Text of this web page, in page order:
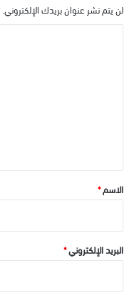
لن يتم نشر عنوان بريدك الإلكتروني.
*الاسم*
البريد الإلكتروني*